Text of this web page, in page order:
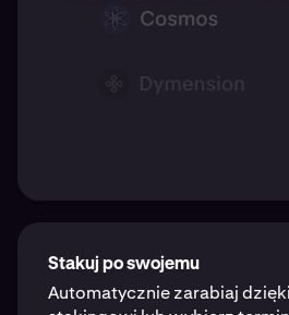
Stakuj po swojemu
Automatycznie zarabiaj